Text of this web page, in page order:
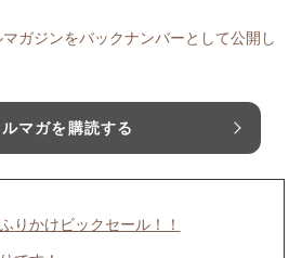
ガジンをバックナンバーとして公開し
ルマガを購読する
りかけビックセール！！